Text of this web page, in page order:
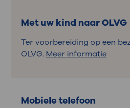
Met uw kind naar OLVG
Ter voorbereiding op een
OLVG. Meer informatie
Mobiele telefoon